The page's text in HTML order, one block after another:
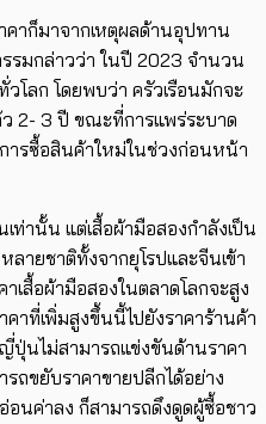
าก็มาจากเหตุผลด้านอุปทาน
รมกล่าวว่า ในปี 2023 ​จำนวน
โลก โดยพบว่า ครัวเรือนมักจะ
2- 3 ปี ขณะที่การ​แพร่ระบาด
ารซื้อสินค้าใหม่ในช่วงก่อนหน้า
านั้น แต่เสื้อผ้ามือสองกำลังเป็น
ายชาติทั้งจากยุโรปและจีนเข้า
เสื้อผ้ามือสองในตลาดโลกจะสูง
คาที่เพิ่มสูงขึ้นนี้ไปยังราคาร้านค้า
นไม่สามารถแข่งขันด้านราคา
ถขยับราคาขายปลีกได้อย่าง
อนค่าลง ก็สามารถดึงดูดผู้ซื้อชาว